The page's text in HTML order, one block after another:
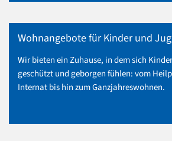
Wohnangebote für Kinder und
Wir bieten ein Zuhause, in dem sich
geschützt und geborgen fühlen: vom
Internat bis hin zum Ganzjahreswohnen.